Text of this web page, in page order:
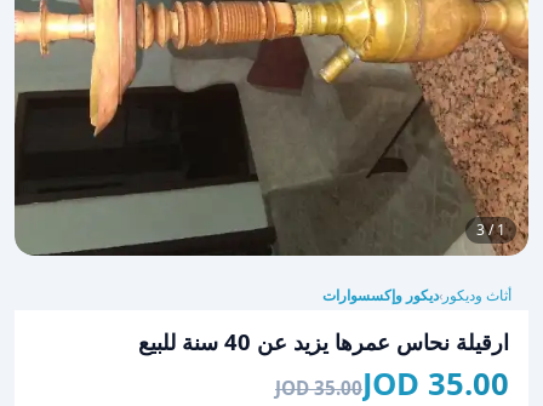
1 / 3
أثاث وديكور ›ديكور وإكسسوارات
ارقيلة نحاس عمرها يزيد عن 40 سنة للبيع
35.00 JOD
35.00 JOD